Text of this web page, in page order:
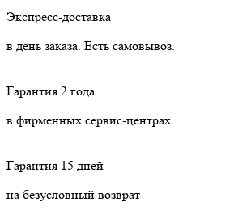
Экспресс-доставка
в день заказа. Есть самовывоз.
Гарантия 2 года
в фирменных сервис-центрах
Гарантия 15 дней
на безусловный возврат